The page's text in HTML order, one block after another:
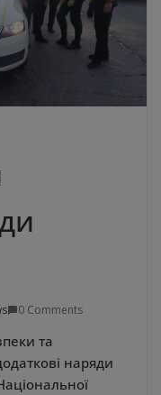
0 Comments
та
наряди